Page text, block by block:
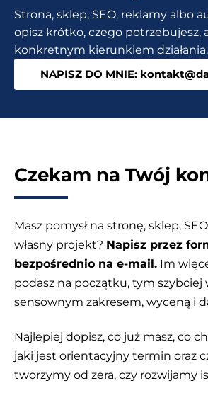
minut,
bez
Photoshopa
Strona, sklep, SEO, reklamy albo
opisz krótko, czego potrzebujesz,
konkretnym kierunkiem działania.
NAPISZ DO MNIE:
Czekam na Twój
Masz pomysł na stronę, sklep,
własny projekt? Napisz przez
bezpośrednio na e-mail. Im
podasz na początku, tym szybciej
sensownym zakresem, wyceną i
Najlepiej dopisz, co już masz, co
jaki jest orientacyjny termin oraz
tworzymy od zera, czy rozwijamy